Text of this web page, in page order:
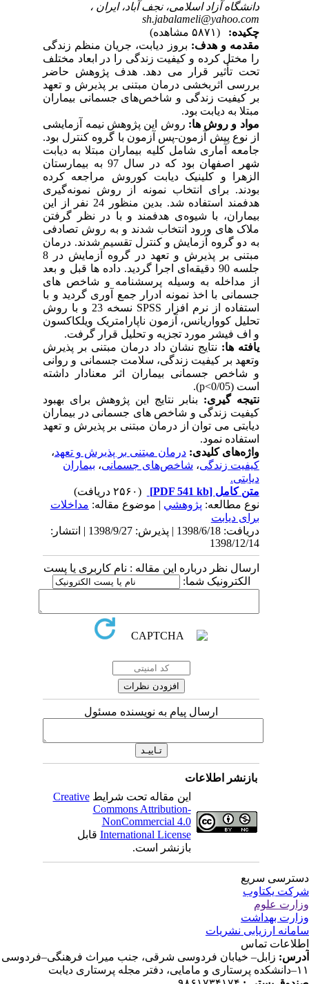
دانشگاه آزاد اسلامی، نجف آباد، ایران ،
sh.jabalameli@yahoo.com
چکیده:
مقدمه و هدف:بروز دیابت، جریان منظم زندگی
را مختل کرده و کیفیت زندگی را در ابعاد مختلف
تحت تأثیر قرار می دهد. هدف پژوهش حاضر
بررسی اثربخشی درمان مبتنی بر پذیرش و تعهد
بر کیفیت زندگی و شاخص‌های جسمانی بیماران
مبتلا به دیابت بود.
مواد و روش ها:روش این پژوهش نیمه آزمایشی
از نوع پیش آزمون-پس آزمون با گروه کنترلبود.
جامعه آماری شامل کلیه‌ بیماران مبتلا به دیابت
شهر اصفهان بود که در سال 97 به بیمارستان‌
الزهرا و کلینیک دیابت کوروش مراجعه کرده
بودند. برای انتخاب نمونه از روش نمونه‌گیری
هدفمند استفاده شد. بدین منظور 24 نفر از این
بیماران، با شیوه‌ی هدفمند و با در نظر گرفتن
ملاک های ورود انتخاب شدند و به روش تصادفی
به دو گروه آزمایش و کنترل تقسیم شدند. درمان
جلسه 90 دقیقه‌ای اجرا گردید. داده ها قبل و بعد
از مداخله به وسیله پرسشنامه و شاخص های
جسمانی با اخذ نمونه ادرار جمع آوری گردید و با
استفاده از نرم افزار SPSS
نسخه 23 و با روش
تحلیل کوواریانس، آزمون ناپارامتریک ویلکاکسون
و اف فیشر مورد تجزیه و تحلیل قرار گرفت.
یافته ها:نتایج نشان داددرمان مبتنی بر پذیرش
وتعهد برکیفیت زندگی، سلامت جسمانی و روانی
شاخص‌ جسمانی بیماران اثر معنادار داشته
است(0/05>
p
).
نتیجه گیری:بنابر نتایج این پژوهش برای بهبود
کیفیت زندگی و شاخص های جسمانی در بیماران
دیابتی می توان از درمان مبتنی بر پذیرش و تعهد
استفاده نمود.
واژه‌های کلیدی:درمان مبتنی بر پذیرش و تعهد،
کیفیت زندگی،شاخص‌های جسمانی،بیماران
دیابتی.
متن کامل[PDF 541 kb]
نوع مطالعه:پژوهشي| موضوع مقاله:مداخلات
برای دیابت
دریافت: 1398/6/18 | پذیرش: 1398/9/27 | انتشار:
1398/12/14
ارسال نظر درباره این مقاله : نام کاربری یا پست
الکترونیک شما:
ارسال پیام به نویسنده مسئول
بازنشر اطلاعات
این مقاله تحت شرایطCreative
Commons Attribution-
NonCommercial 4.0
International Licenseقابل
بازنشر است.
سریع
یکتاوب
علوم
بهداشت
ارزیابی نشریات
تماس
زابل– خیابان فردوسی شرقی، جنب میراث فرهنگی–فردوسی
پرستاری دیابت